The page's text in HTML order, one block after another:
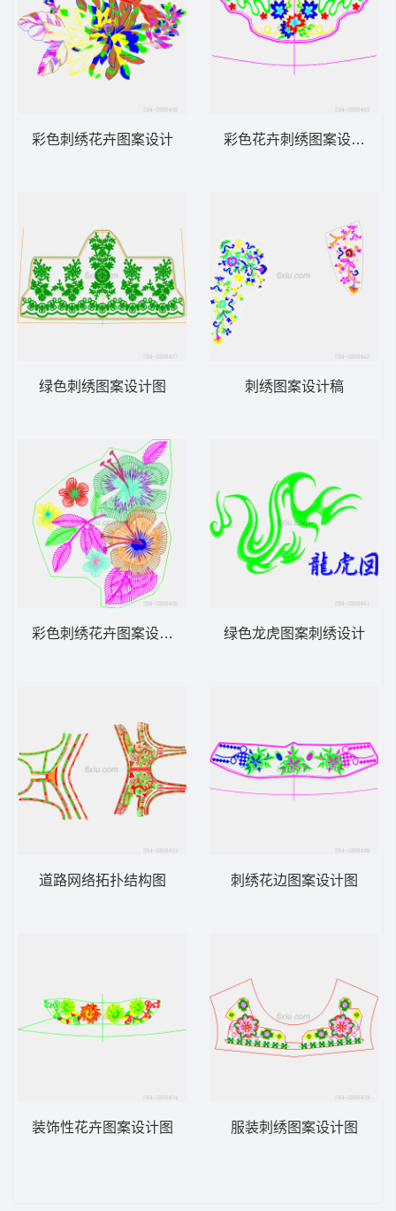
彩色刺绣花卉图案设计
绿色刺绣图案设计图
彩色刺绣花卉图案设计图
道路网络拓扑结构图
装饰性花卉图案设计图
彩色花卉刺绣图案设计图
刺绣图案设计稿
绿色龙虎图案刺绣设计
刺绣花边图案设计图
服装刺绣图案设计图